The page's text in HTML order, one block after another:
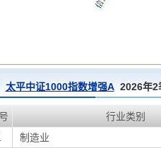
太平中证1000指数增强A2026年2
行业类别
制造业